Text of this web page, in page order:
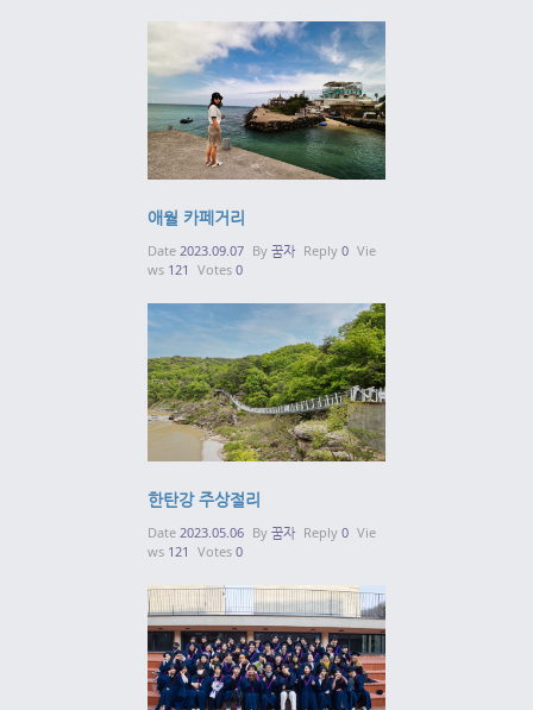
애월 카페거리
Date 2023.09.07 By 꿈자 Reply 0 Vie
ws 121 Votes 0
한탄강 주상절리
Date 2023.05.06 By 꿈자 Reply 0 Vie
ws 121 Votes 0